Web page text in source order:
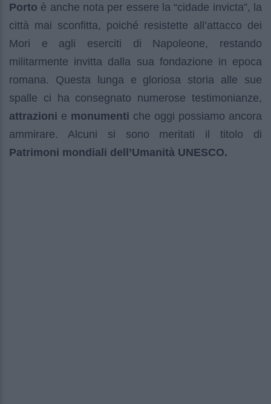
Porto è anche nota per essere la “cidade invicta”, la
città mai sconfitta, poiché resistette all’attacco dei
Mori e agli eserciti di Napoleone, restando
militarmente invitta dalla sua fondazione in epoca
romana. Questa lunga e gloriosa storia alle sue
spalle ci ha consegnato numerose testimonianze,
attrazioni e monumenti che oggi possiamo ancora
ammirare. Alcuni si sono meritati il titolo di
Patrimoni mondiali dell’Umanità UNESCO.